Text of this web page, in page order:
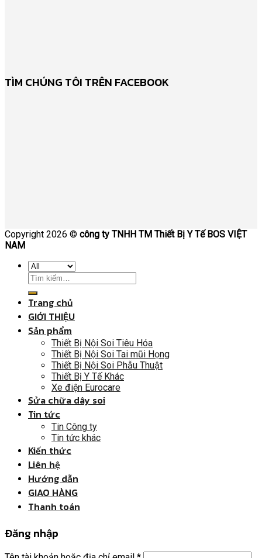
TÌM CHÚNG TÔI TRÊN FACEBOOK
Copyright 2026 © công ty TNHH TM Thiết Bị Y Tế BOS VIỆT
NAM
Trang chủ
GIỚI THIỆU
Sản phẩm
Thiết Bị Nội Soi Tiêu Hóa
Thiết Bị Nội Soi Tai mũi Họng
Thiết Bị Nội Soi Phẫu Thuật
Thiết Bị Y Tế Khác
Xe điện Eurocare
Sửa chữa dây soi
Tin tức
Tin Công ty
Tin tức khác
Kiến thức
Liên hệ
Hướng dẫn
GIAO HÀNG
Thanh toán
Đăng nhập